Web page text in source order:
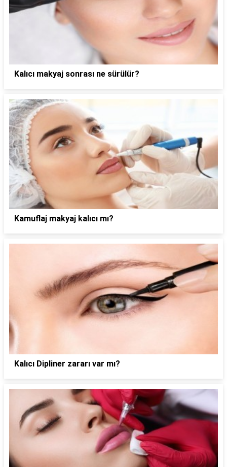
Kalıcı makyaj sonrası ne sürülür?
Kamuflaj makyaj kalıcı mı?
Kalıcı Dipliner zararı var mı?